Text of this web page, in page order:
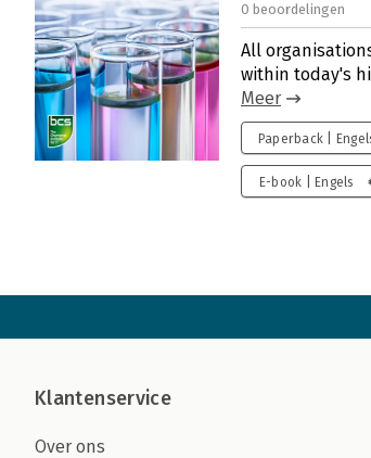
0 beoordelingen
All
within today's
Meer
Paperback |
E-book | Engels
Klantenservice
Over ons